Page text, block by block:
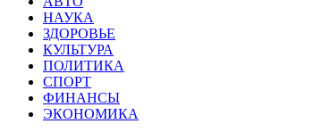
НАУКА
ЗДОРОВЬЕ
КУЛЬТУРА
ПОЛИТИКА
СПОРТ
ФИНАНСЫ
ЭКОНОМИКА